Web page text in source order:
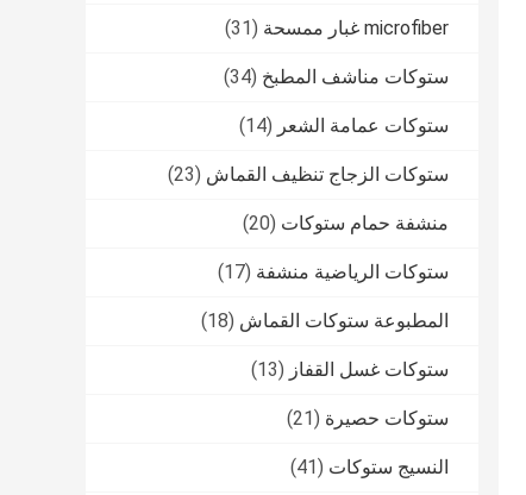
microfiber غبار ممسحة (31)
ستوكات مناشف المطبخ (34)
ستوكات عمامة الشعر (14)
ستوكات الزجاج تنظيف القماش (23)
منشفة حمام ستوكات (20)
ستوكات الرياضية منشفة (17)
المطبوعة ستوكات القماش (18)
ستوكات غسل القفاز (13)
ستوكات حصيرة (21)
النسيج ستوكات (41)